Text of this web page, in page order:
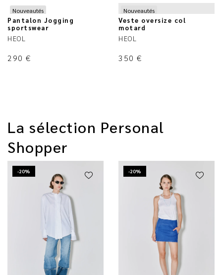
Nouveautés
Pantalon Jogging
sportswear
HEOL
290 €
Nouveautés
Veste oversize col
motard
HEOL
350 €
La sélection Personal
Shopper
-20% -20%